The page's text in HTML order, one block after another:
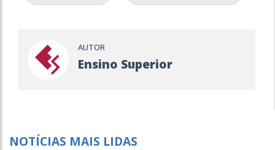
AUTOR
Ensino Superior
NOTÍCIAS MAIS LIDAS